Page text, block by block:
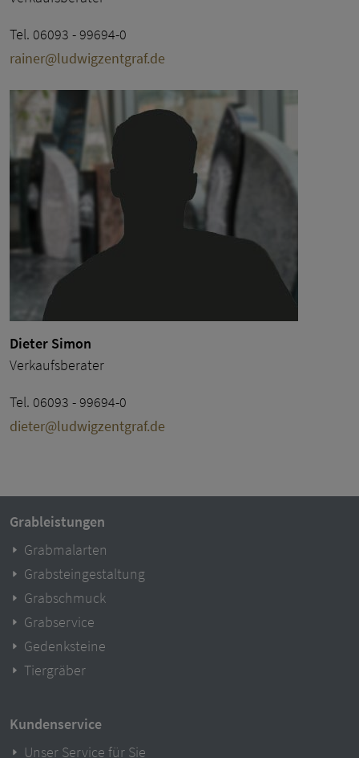
Tel. 06093 - 99694-0
rainer@ludwigzentgraf.de
Dieter Simon
Verkaufsberater
Tel. 06093 - 99694-0
dieter@ludwigzentgraf.de
Grableistungen
Grabmalarten
Grabsteingestaltung
Grabschmuck
Grabservice
Gedenksteine
Tiergräber
Kundenservice
Unser Service für Sie